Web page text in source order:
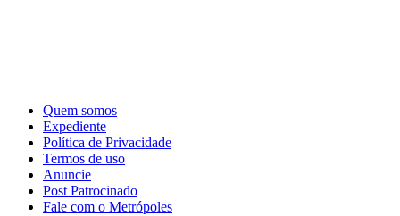
Quem somos
Expediente
Política de Privacidade
Termos de uso
Anuncie
Post Patrocinado
Fale com o Metrópoles